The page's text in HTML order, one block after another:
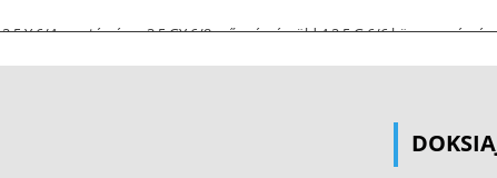
5 Y 6/4 mustársárga 3 5 GY 6/8 erős sárgászöld 4 2.5 G 6/6 közepes
Az Ra színvisszaadási index meghatározása Ra = Σ R i / i Ra = 1/8 S Ri i = 18
nappali fény • az izzólámpák Általános színvisszaadási index Egyéb